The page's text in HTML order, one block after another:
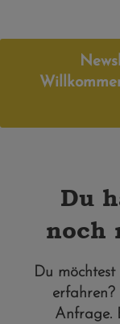
Du
noch
Du
erfahren?
Anfrage.